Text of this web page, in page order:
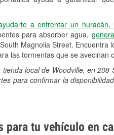
a enfrentar un
para absorber agua,
Magnolia Street.
las tormentas que se avecinan
local de Woodville, en
para confirmar la
para tu vehículo en